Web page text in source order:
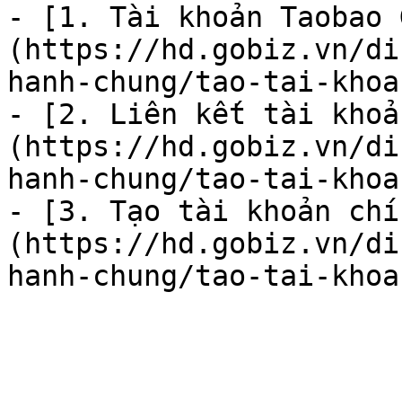
- [1. Tài khoản Taobao
(https://hd.gobiz.vn/
hanh-chung/tao-tai-
- [2. Liên kết tài
(https://hd.gobiz.vn/
hanh-chung/tao-tai-
- [3. Tạo tài khoản
(https://hd.gobiz.vn/